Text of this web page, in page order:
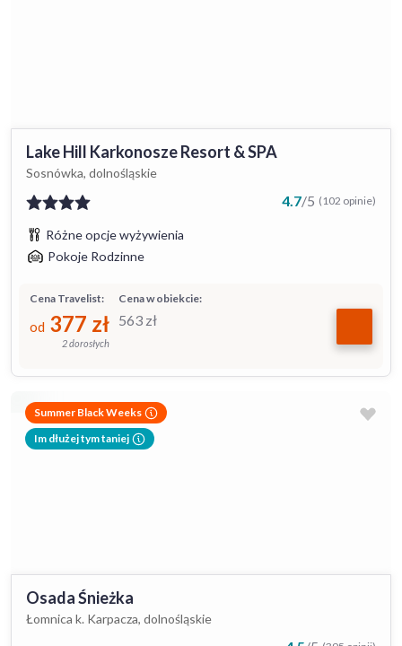
Lake Hill Karkonosze Resort & SPA
Sosnówka, dolnośląskie
4.7/5 (102 opinie)
Różne opcje wyżywienia
Pokoje Rodzinne
Cena w obiekcie:
563 zł
Cena Travelist:
od 377 zł
2 dorosłych
Summer Black Weeks
Im dłużej tym taniej
Osada Śnieżka
Łomnica k. Karpacza, dolnośląskie